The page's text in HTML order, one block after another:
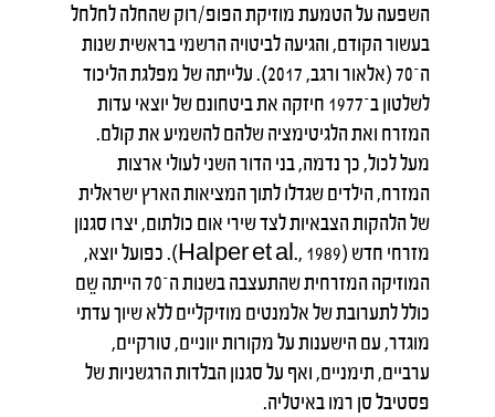
השפעה על הטמעת מוזיקת הפופ/רוק שהחלה לחלחל
בעשור הקודם, והגיעה לביטויה הרשמי בראשית שנות
ה־70 (אלאור ורגב, 2017). עלייתה של מפלגת הליכוד
לשלטון ב־1977 חיזקה את ביטחונם של יוצאי עדות
המזרח ואת הלגיטימציה שלהם להשמיע את קולם.
מעל לכול, כך נדמה, בני הדור השני לעולי ארצות
המזרח, הילדים שגדלו לתוך המציאות הארץ ישראלית
של הלהקות הצבאיות לצד שירי אום כולתום, יצרו סגנון
מזרחי חדש (Halper et al., 1989). כפועל יוצא,
המוזיקה המזרחית שהתעצבה בשנות ה־70 הייתה שֵם
כולל לתערובת של אלמנטים מוזיקליים ללא שיוך עדתי
מוגדר, עם הישענות על מקורות יווניים, טורקיים,
ערביים, תימניים, ואף על סגנון הבלדות הרגשניות של
פסטיבל סן רמו באיטליה.